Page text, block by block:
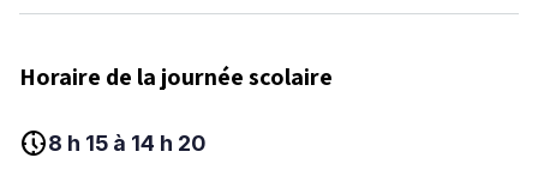
Horaire de la journée scolaire
nest_clock_farsight_analog8 h 15 à 14 h 20